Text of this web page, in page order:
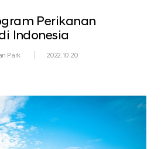
Perikanan
Indonesia
Park 2022.10.20